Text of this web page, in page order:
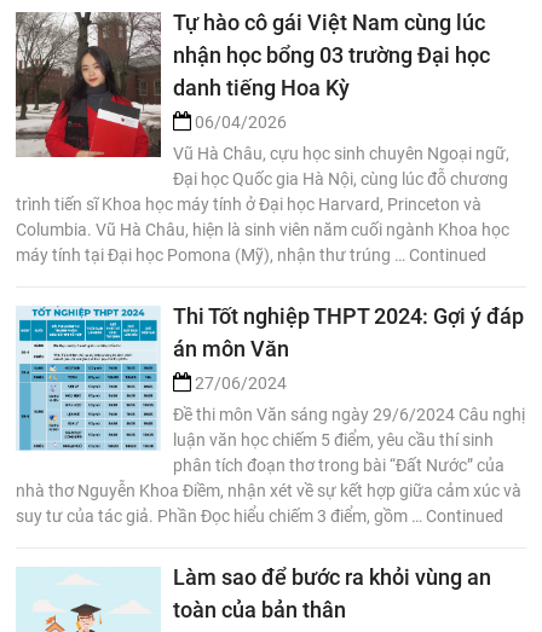
Tự hào cô gái Việt Nam cùng lúc
nhận học bổng 03 trường Đại học
danh tiếng Hoa Kỳ
06/04/2026
Vũ Hà Châu, cựu học sinh chuyên Ngoại ngữ,
Đại học Quốc gia Hà Nội, cùng lúc đỗ chương
trình tiến sĩ Khoa học máy tính ở Đại học Harvard, Princeton và
Columbia. Vũ Hà Châu, hiện là sinh viên năm cuối ngành Khoa học
máy tính tại Đại học Pomona (Mỹ), nhận thư trúng … Continued
Thi Tốt nghiệp THPT 2024: Gợi ý đáp
án môn Văn
27/06/2024
Đề thi môn Văn sáng ngày 29/6/2024 Câu nghị
luận văn học chiếm 5 điểm, yêu cầu thí sinh
phân tích đoạn thơ trong bài “Đất Nước” của
nhà thơ Nguyễn Khoa Điềm, nhận xét về sự kết hợp giữa cảm xúc và
suy tư của tác giả. Phần Đọc hiểu chiếm 3 điểm, gồm … Continued
Làm sao để bước ra khỏi vùng an
toàn của bản thân